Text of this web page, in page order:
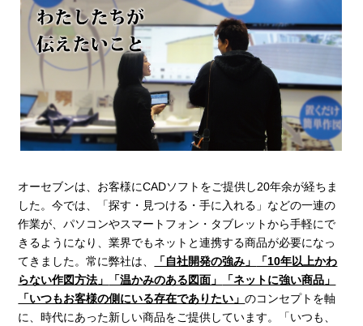
オーセブンは、お客様にCADソフトをご提供し20年余が経ちま
した。今では、「探す・見つける・手に入れる」などの一連の
作業が、パソコンやスマートフォン・タブレットから手軽にで
きるようになり、業界でもネットと連携する商品が必要になっ
てきました。常に弊社は、
「自社開発の強み」
「10年以上かわ
らない作図方法」
「温かみのある図面」
「ネットに強い商品」
「いつもお客様の側にいる存在でありたい」のコンセプトを軸
に、時代にあった新しい商品をご提供しています。「いつも、